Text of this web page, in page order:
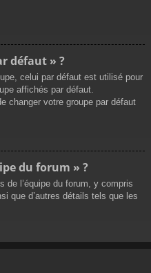
défaut » ?
celui par défaut est utilisé pour
affichés par défaut.
changer votre groupe par défaut
du forum » ?
de l’équipe du forum, y compris
que d’autres détails tels que les